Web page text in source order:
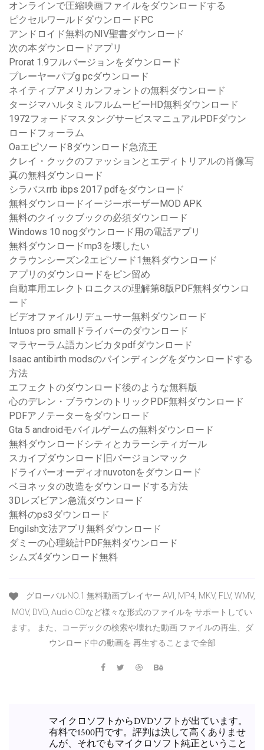
オンラインで圧縮映画ファイルをダウンロードする
ピクセルワールドダウンロードPC
アンドロイド無料のNIV聖書ダウンロード
次の本ダウンロードアプリ
Prorat 1.9フルバージョンをダウンロード
プレーヤーパブg pcダウンロード
ネイティブアメリカンフォントの無料ダウンロード
タージマハルタミルフルムービーHD無料ダウンロード
1972フォードマスタングサービスマニュアルPDFダウン
ロードフォーラム
Oaエピソード8ダウンロード急流王
クレイ・クックのファッションとエディトリアルの肖像写
真の無料ダウンロード
シラバスrrb ibps 2017 pdfをダウンロード
無料ダウンロードイージーポーザーMOD APK
無料のクイックブックの必須ダウンロード
Windows 10 nogダウンロード用の電話アプリ
無料ダウンロードmp3を壊したい
クラウンシーズン2エピソード1無料ダウンロード
アプリのダウンロードをピン留め
自動車用エレクトロニクスの理解第8版PDF無料ダウンロ
ード
ビデオファイルリデューサー無料ダウンロード
Intuos pro smallドライバーのダウンロード
マラヤーラム語カンビカタpdfダウンロード
Isaac antibirth modsのバインディングをダウンロードする
方法
エフェクトのダウンロード後のような無料版
心のデレン・ブラウンのトリックPDF無料ダウンロード
PDFアノテーターをダウンロード
Gta 5 androidモバイルゲームの無料ダウンロード
無料ダウンロードシティとカラーシティガール
スカイプダウンロード旧バージョンマック
ドライバーオーディオnuvotonをダウンロード
ベヨネッタの改造をダウンロードする方法
3Dレズビアン急流ダウンロード
無料のps3ダウンロード
Engilsh文法アプリ無料ダウンロード
ダミーの心理統計PDF無料ダウンロード
シムズ4ダウンロード無料
グローバルNO.1 無料動画プレイヤー AVI, MP4, MKV, FLV, WMV,
MOV, DVD, Audio CDなど様々な形式のファイルを サポートしてい
ます。 また、コーデックの検索や壊れた動画 ファイルの再生、ダ
ウンロード中の動画を 再生することまで全部
マイクロソフトからDVDソフトが出ています。
有料で1500円です。評判は決して高くありませ
んが、それでもマイクロソフト純正ということ